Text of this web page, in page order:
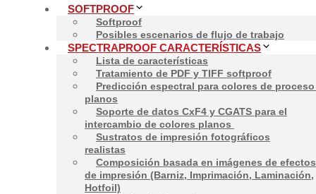
SOFTPROOF
Softproof
Posibles escenarios de flujo de trabajo
SPECTRAPROOF CARACTERÍSTICAS
Lista de características
Tratamiento de PDF y TIFF softproof
Predicción espectral para colores de
planos
Soporte de datos CxF4 y CGATS para el
intercambio de colores planos
Sustratos de impresión fotográficos
realistas
Composición basada en imágenes de efectos
de impresión (Barniz, Imprimación, Laminación,
Hotfoil)
Póngase en contacto
Matthias Betz &
Alexander Demmler
+49-8685-3379100
mail@spectraproof.com